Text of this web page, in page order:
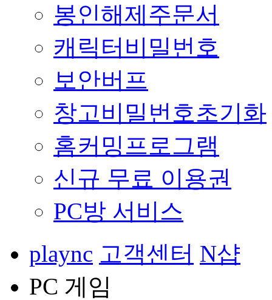
봉인해제주문서
캐릭터비밀번호
보안버프
창고비밀번호초기화
홈커밍프로그램
신규 무료 이용권
PC방 서비스
plaync 고객센터 N샵
PC 게임